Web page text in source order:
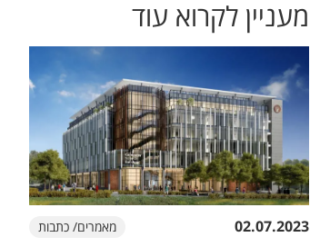
מעניין לקרוא עוד
02.07.2023 מאמרים/ כתבות